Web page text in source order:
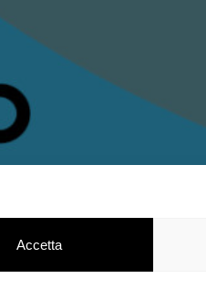
Accetta